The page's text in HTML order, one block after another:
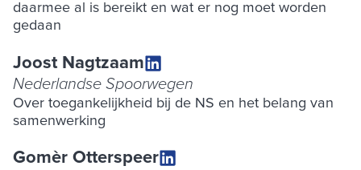
daarmee al is bereikt en wat er nog moet worden
gedaan
Joost Nagtzaam
Nederlandse Spoorwegen
Over toegankelijkheid bij de NS en het belang van
samenwerking
Gomèr Otterspeer